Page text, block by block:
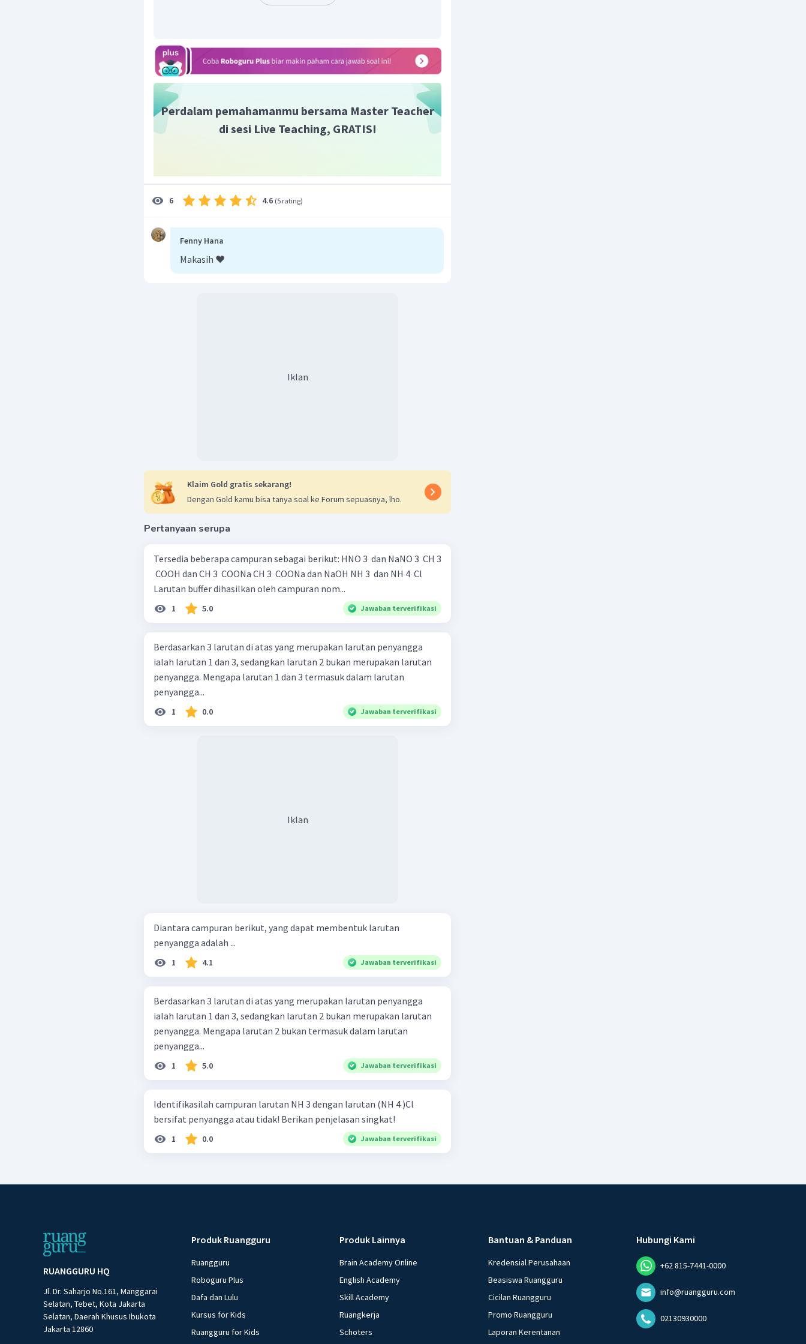
Perdalam pemahamanmu bersama Master Teacher
di sesi Live Teaching, GRATIS!
6 4.6 (5 rating)
Fenny Hana
Makasih ❤️
Iklan
Klaim Gold gratis sekarang!
Dengan Gold kamu bisa tanya soal ke Forum sepuasnya, lho.
Pertanyaan serupa
Tersedia beberapa campuran sebagai berikut: HNO 3 ​ dan NaNO 3 ​ CH 3
​ COOH dan CH 3 ​ COONa CH 3 ​ COONa dan NaOH NH 3 ​ dan NH 4 ​ Cl
Larutan buffer dihasilkan oleh campuran nom...
1 5.0 Jawaban terverifikasi
Berdasarkan 3 larutan di atas yang merupakan larutan penyangga
ialah larutan 1 dan 3, sedangkan larutan 2 bukan merupakan larutan
penyangga. Mengapa larutan 1 dan 3 termasuk dalam larutan
penyangga...
1 0.0 Jawaban terverifikasi
Iklan
Diantara campuran berikut, yang dapat membentuk larutan
penyangga adalah ...
1 4.1 Jawaban terverifikasi
Berdasarkan 3 larutan di atas yang merupakan larutan penyangga
ialah larutan 1 dan 3, sedangkan larutan 2 bukan merupakan larutan
penyangga. Mengapa larutan 2 bukan termasuk dalam larutan
penyangga...
1 5.0 Jawaban terverifikasi
Identifikasilah campuran larutan NH 3 dengan larutan (NH 4 )Cl
bersifat penyangga atau tidak! Berikan penjelasan singkat!
1 0.0 Jawaban terverifikasi
RUANGGURU HQ
Jl. Dr. Saharjo No.161, Manggarai
Selatan, Tebet, Kota Jakarta
Selatan, Daerah Khusus Ibukota
Jakarta 12860
Produk Ruangguru
Ruangguru
Roboguru Plus
Dafa dan Lulu
Kursus for Kids
Ruangguru for Kids
Produk Lainnya
Brain Academy Online
English Academy
Skill Academy
Ruangkerja
Schoters
Bantuan & Panduan
Kredensial Perusahaan
Beasiswa Ruangguru
Cicilan Ruangguru
Promo Ruangguru
Laporan Kerentanan
Hubungi Kami
+62 815-7441-0000
info@ruangguru.com
02130930000